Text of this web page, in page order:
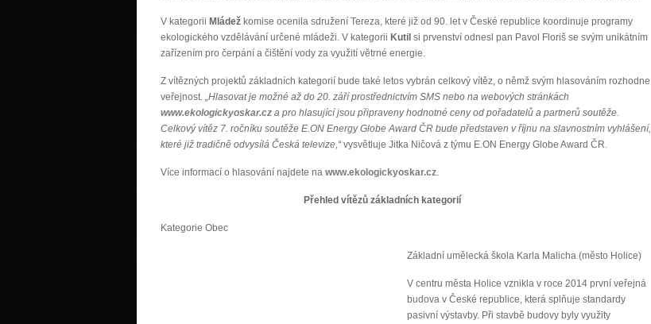
V kategorii Mládež komise ocenila sdružení Tereza, které již od 90. let v České republice koordinuje programy
ekologického vzdělávání určené mládeži. V kategorii Kutil si prvenství odnesl pan Pavol Floriš se svým unikátním
zařízením pro čerpání a čištění vody za využití větrné energie.
Z vítězných projektů základních kategorií bude také letos vybrán celkový vítěz, o němž svým hlasováním rozhodne
veřejnost. „Hlasovat je možné až do 20. září prostřednictvím SMS nebo na webových stránkách
www.ekologickyoskar.cz a pro hlasující jsou připraveny hodnotné ceny od pořadatelů a partnerů soutěže.
Celkový vítěz 7. ročníku soutěže E.ON Energy Globe Award ČR bude představen v říjnu na slavnostním vyhlášení,
které již tradičně odvysílá Česká televize,“vysvětluje Jitka Ničová z týmu E.ON Energy Globe Award ČR.
Více informací o hlasování najdete na www.ekologickyoskar.cz.
Přehled vítězů základních kategorií
Kategorie Obec
Základní umělecká škola Karla Malicha (město Holice)
V centru města Holice vznikla v roce 2014 první veřejná
budova v České republice, která splňuje standardy
pasivní výstavby. Při stavbě budovy byly využity